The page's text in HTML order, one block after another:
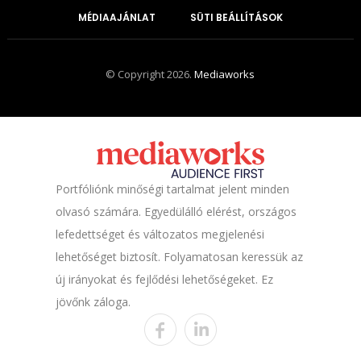
MÉDIAAJÁNLAT SÜTI BEÁLLÍTÁSOK
© Copyright 2026.Mediaworks
Portfóliónk minőségi tartalmat jelent minden
olvasó számára. Egyedülálló elérést, országos
lefedettséget és változatos megjelenési
lehetőséget biztosít. Folyamatosan keressük az
új irányokat és fejlődési lehetőségeket. Ez
jövőnk záloga.